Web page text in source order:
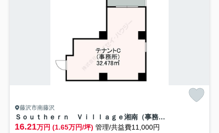
藤沢市南藤沢
Ｓｏｕｔｈｅｒｎ Ｖｉｌｌａｇｅ湘南（事務所）
16.21万円 (1.65万円/坪) 管理/共益費11,000円